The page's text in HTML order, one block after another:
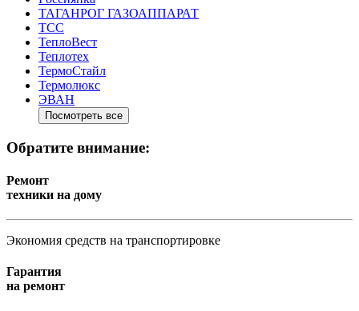
ТАГАНРОГ ГАЗОАППАРАТ
ТСС
ТеплоВест
Теплотех
ТермоСтайл
Термолюкс
ЭВАН
Посмотреть все
Обратите внимание:
Ремонт
техники на дому
Экономия средств на транспортировке
Гарантия
на ремонт